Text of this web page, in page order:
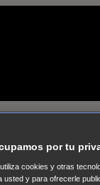
por tu
cookies y otras
usted y para ofrecerle